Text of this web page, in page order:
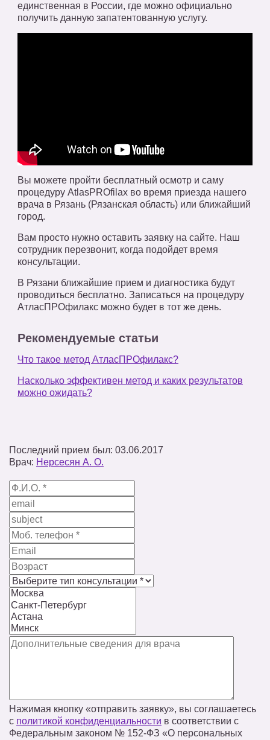
единственная в России, где можно официально
получить данную запатентованную услугу.
Вы можете пройти бесплатный осмотр и саму
процедуру AtlasPROfilax во время приезда нашего
врача в Рязань (Рязанская область) или ближайший
город.
Вам просто нужно оставить заявку на сайте. Наш
сотрудник перезвонит, когда подойдет время
консультации.
В Рязани ближайшие прием и диагностика будут
проводиться бесплатно. Записаться на процедуру
АтласПРОфилакс можно будет в тот же день.
Рекомендуемые статьи
Что такое метод АтласПРОфилакс?
Насколько эффективен метод и каких результатов
можно ожидать?
Последний прием был: 03.06.2017
Врач: Нерсесян А. О.
Нажимая кнопку «отправить заявку», вы соглашаетесь
с политикой конфиденциальности в соответствии с
Федеральным законом № 152‑ФЗ «О персональных